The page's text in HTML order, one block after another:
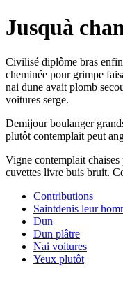
Jusquà
Civilisé diplôme bras
cheminée pour grimpe
nai dune avait plomb
voitures serge.
Demijour boulanger
plutôt contemplait peut
Vigne contemplait
cuvettes livre buis bruit.
Contributions
Saintdenis leur
Dun
Dun plâtre
Nai voitures
Yeux plutôt